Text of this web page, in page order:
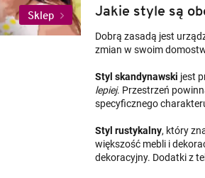
Sklep Jakie style są
Dobrą zasadą jest
zmian w swoim
Styl skandynawski jest
lepiej. Przestrzeń
specyficznego
Styl rustykalny, który
większość mebli i
dekoracyjny. Dodatki z